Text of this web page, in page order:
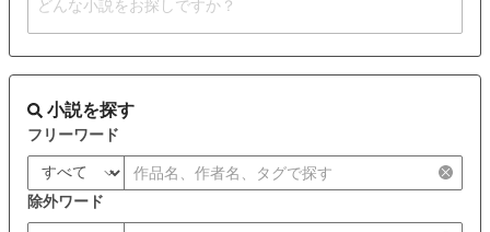
小説を探す
フリーワード
除外ワード